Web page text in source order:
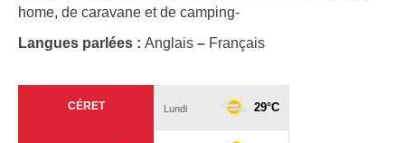
home, de caravane et de camping-
Langues parlées : Anglais – Français